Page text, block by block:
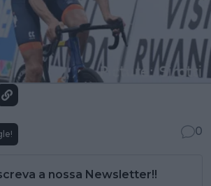
0
a nossa Newsletter!!